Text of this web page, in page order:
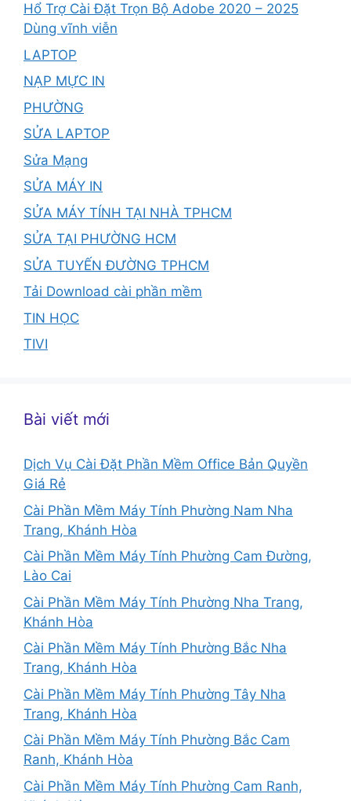
Hổ Trợ Cài Đặt Trọn Bộ Adobe 2020 – 2025
Dùng vĩnh viễn
LAPTOP
NẠP MỰC IN
PHƯỜNG
SỬA LAPTOP
Sửa Mạng
SỬA MÁY IN
SỬA MÁY TÍNH TẠI NHÀ TPHCM
SỬA TẠI PHƯỜNG HCM
SỬA TUYẾN ĐƯỜNG TPHCM
Tải Download cài phần mềm
TIN HỌC
TIVI
Bài viết mới
Dịch Vụ Cài Đặt Phần Mềm Office Bản Quyền
Giá Rẻ
Cài Phần Mềm Máy Tính Phường Nam Nha
Trang, Khánh Hòa
Cài Phần Mềm Máy Tính Phường Cam Đường,
Lào Cai
Cài Phần Mềm Máy Tính Phường Nha Trang,
Khánh Hòa
Cài Phần Mềm Máy Tính Phường Bắc Nha
Trang, Khánh Hòa
Cài Phần Mềm Máy Tính Phường Tây Nha
Trang, Khánh Hòa
Cài Phần Mềm Máy Tính Phường Bắc Cam
Ranh, Khánh Hòa
Cài Phần Mềm Máy Tính Phường Cam Ranh,